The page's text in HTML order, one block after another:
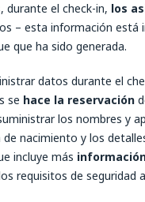
durante el check-in, los
– esta información está
que ha sido generada.
datos durante el
se hace la reservación
los nombres y
de nacimiento y los
incluye más
requisitos de seguridad